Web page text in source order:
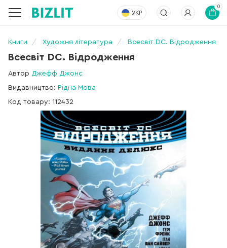
УКР
0
Книги Художня література Всесвіт DC. Відродження
Всесвіт DC. Відродження
Автор Джефф Джонс
Видавництво: Рідна Мова
Код товару: 112432